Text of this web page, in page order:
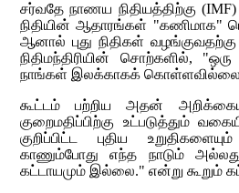
சர்வதே நாணய நிதியத்திற்கு (
நிதியின் ஆதாரங்கள் "கணிமாக"
ஆனால் புது நிதிகள்
நிதிமந்திரியின் சொற்களில்,
நாங்கள் இலக்காகக்
கூட்டம் பற்றிய அதன்
குறைமதிப்பிற்கு உட்படுத்தும்
குறிப்பிட்ட புதிய
காணும்போது எந்த நாடும்
கட்டாயமும் இல்லை." என்று கூறும்